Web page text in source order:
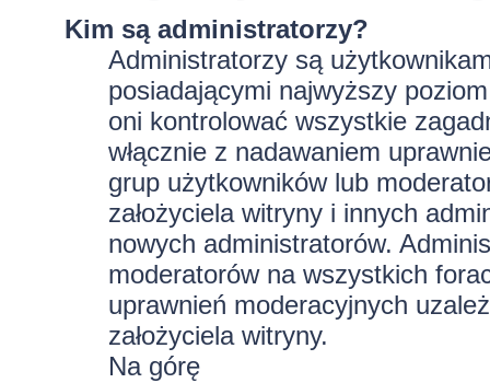
Kim są administratorzy?
Administratorzy są
posiadającymi najwyższy
oni kontrolować wszystkie
włącznie z nadawaniem
grup użytkowników lub
założyciela witryny i innych
nowych administratorów.
moderatorów na wszystkich
uprawnień moderacyjnych
założyciela witryny.
Na górę